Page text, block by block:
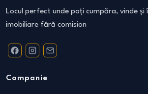
Locul perfect unde poți cumpăra, vinde
imobiliare fără comision
Companie